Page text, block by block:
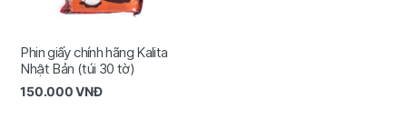
Phin giấy chính hãng Kalita
Nhật Bản (túi 30 tờ)
150.000VNĐ